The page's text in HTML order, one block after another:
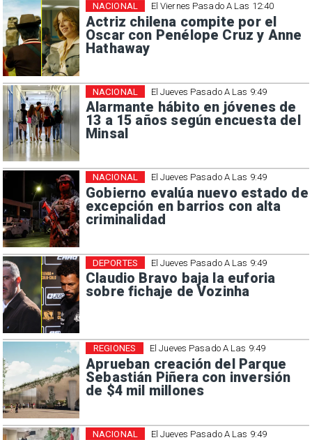
El Viernes Pasado A Las 12:40
Actriz chilena compite por el
Oscar con Penélope Cruz y Anne
Hathaway
NACIONAL
El Jueves Pasado A Las 9:49
Alarmante hábito en jóvenes de
13 a 15 años según encuesta del
Minsal
NACIONAL
El Jueves Pasado A Las 9:49
Gobierno evalúa nuevo estado de
excepción en barrios con alta
criminalidad
NACIONAL
El Jueves Pasado A Las 9:49
Claudio Bravo baja la euforia
sobre fichaje de Vozinha
DEPORTES
El Jueves Pasado A Las 9:49
Aprueban creación del Parque
Sebastián Piñera con inversión
de $4 mil millones
REGIONES
El Jueves Pasado A Las 9:49
NACIONAL